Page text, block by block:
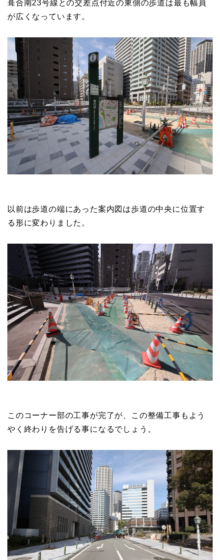
葺合南23号線との交差点付近の東側の歩道は最も幅員
が広くなっています。
以前は歩道の端にあった案内図は歩道の中央に位置す
る形に変わりました。
このコーナー部の工事が完了が、この整備工事もよう
やく終わりを告げる事になるでしょう。